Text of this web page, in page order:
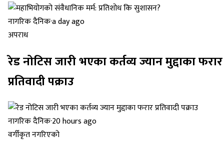
नागरिक दैनिक·a day ago
अपराध
रेड नोटिस जारी भएका कर्तव्य ज्यान मुद्दाका फरार
प्रतिवादी पक्राउ
नागरिक दैनिक·20 hours ago
वर्गीकृत नगरिएको